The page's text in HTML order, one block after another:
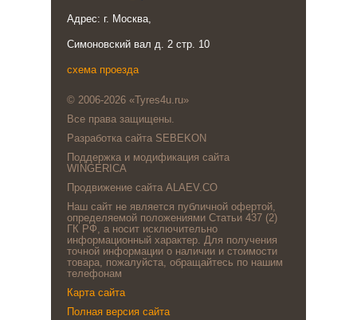
Адрес: г. Москва,
Симоновский вал д. 2 стр. 10
схема проезда
© 2006-2026 «Tyres4u.ru»
Все права защищены.
Разработка сайта SEBEKON
Поддержка и модификация сайта
WINGERICA
Продвижение сайта ALAEV.CO
Наш сайт не является публичной офертой,
определяемой положениями Статьи 437 (2)
ГК РФ, а носит исключительно
информационный характер. Для получения
точной информации о наличии и стоимости
товара, пожалуйста, обращайтесь по нашим
телефонам
Карта сайта
Полная версия сайта